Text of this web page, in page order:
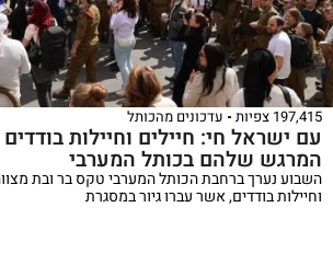
197,415 צפיות עדכונים מהכותל
עם ישראל חי: חיילים וחיילות
המרגש שלהם בכותל המערבי
וחיילות בודדים, אשר עברו גיור במסגרת